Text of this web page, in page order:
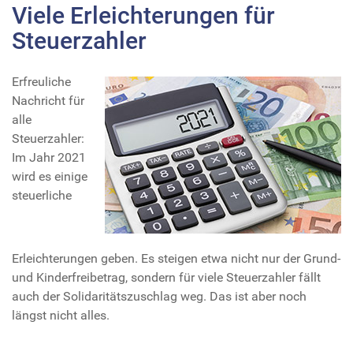
Viele Erleichterungen für
Steuerzahler
Erfreuliche
Nachricht für
alle
Steuerzahler:
Im Jahr 2021
wird es einige
steuerliche
Erleichterungen geben. Es steigen etwa nicht nur der Grund-
und Kinderfreibetrag, sondern für viele Steuerzahler fällt
auch der Solidaritätszuschlag weg. Das ist aber noch
längst nicht alles.